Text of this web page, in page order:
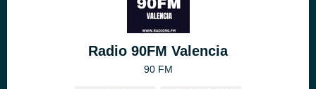
Radio 90FM Valencia
90 FM